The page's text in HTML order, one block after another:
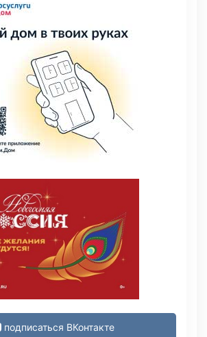
подписаться ВКонтакте